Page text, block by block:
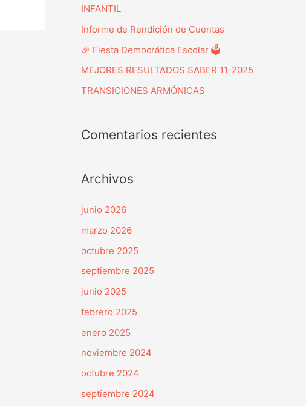
INFANTIL
Informe de Rendición de Cuentas
🎉 Fiesta Democrática Escolar 🗳️
MEJORES RESULTADOS SABER 11-2025
TRANSICIONES ARMÓNICAS
Comentarios recientes
Archivos
junio 2026
marzo 2026
octubre 2025
septiembre 2025
junio 2025
febrero 2025
enero 2025
noviembre 2024
octubre 2024
septiembre 2024